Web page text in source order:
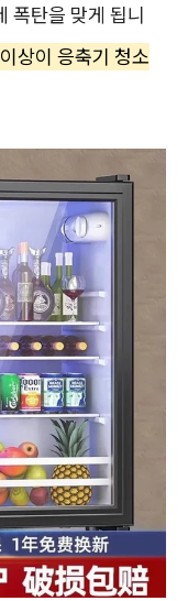
폭탄을 맞게 됩니
상이 응축기 청소